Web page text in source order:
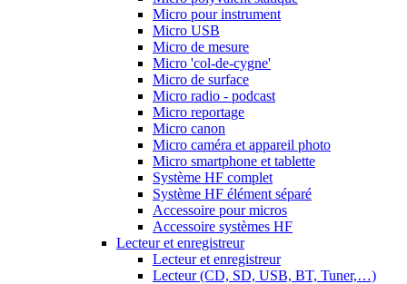
Micro pour instrument
Micro USB
Micro de mesure
Micro 'col-de-cygne'
Micro de surface
Micro radio - podcast
Micro reportage
Micro canon
Micro caméra et appareil photo
Micro smartphone et tablette
Système HF complet
Système HF élément séparé
Accessoire pour micros
Accessoire systèmes HF
Lecteur et enregistreur
Lecteur et enregistreur
Lecteur (CD, SD, USB, BT, Tuner,…)